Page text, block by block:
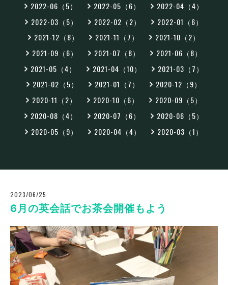
2022-06（5）
2022-05（6）
2022-04（4）
2022-03（5）
2022-02（2）
2022-01（6）
2021-12（8）
2021-11（7）
2021-10（2）
2021-09（6）
2021-07（8）
2021-06（8）
2021-05（4）
2021-04（10）
2021-03（7）
2021-02（5）
2021-01（7）
2020-12（9）
2020-11（2）
2020-10（6）
2020-09（5）
2020-08（4）
2020-07（6）
2020-06（5）
2020-05（9）
2020-04（4） 2020-03（1）
2023/06/25
6月の英会話でお茶会開催もよう